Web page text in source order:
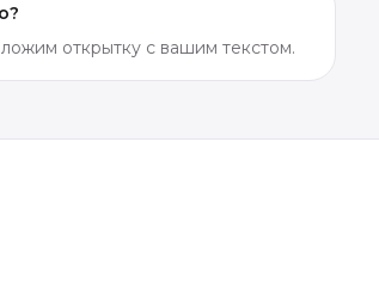
открытку с вашим текстом.